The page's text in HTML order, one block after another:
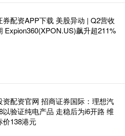
券配资APP下载 美股异动 | Q2营收
Expion360(XPON.US)飙升超211%
资配资官网 招商证券国际：理想汽
以验证纯电产品 走稳后为i6开路 维
价138港元